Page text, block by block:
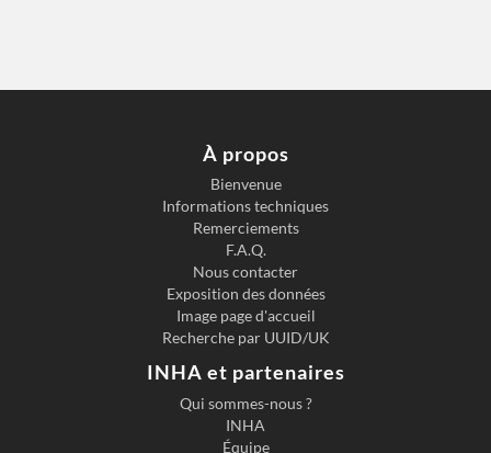
À propos
Bienvenue
Informations techniques
Remerciements
F.A.Q.
Nous contacter
Exposition des données
Image page d'accueil
Recherche par UUID/UK
INHA et partenaires
Qui sommes-nous ?
INHA
Équipe